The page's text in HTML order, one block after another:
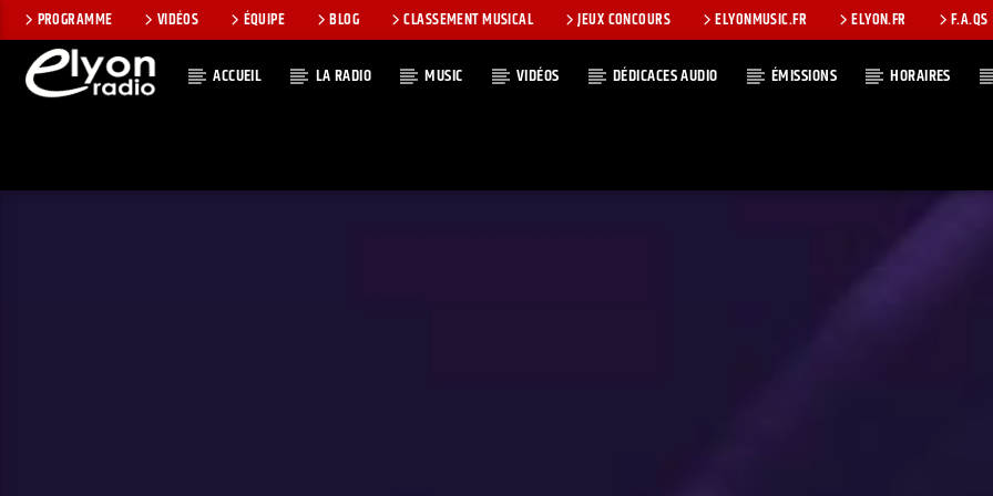
PROGRAMME VIDÉOS ÉQUIPE BLOG CLASSEMENT MUSICAL JEUX CONCOURS ELYONMUSIC.FR ELYON.FR F.A.QS
ACCUEIL LA RADIO MUSIC VIDÉOS DÉDICACES AUDIO ÉMISSIONS HORAIRES